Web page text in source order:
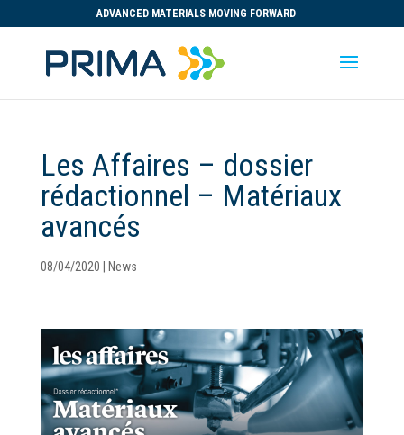
ADVANCED MATERIALS MOVING FORWARD
Les Affaires – dossier
rédactionnel – Matériaux
avancés
08/04/2020 News